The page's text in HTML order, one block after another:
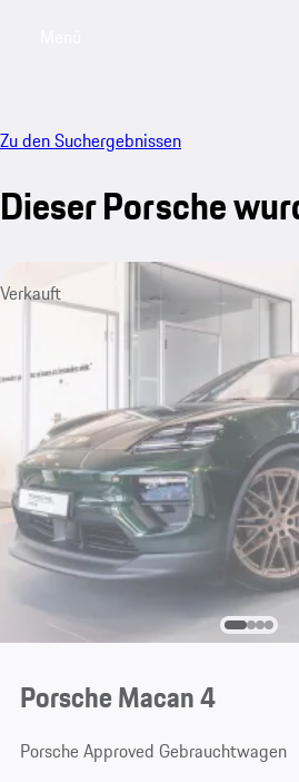
Zu den Suchergebnissen
Dieser Porsche
Verkauft
Porsche Macan 4
Porsche Approved Gebrauchtwagen